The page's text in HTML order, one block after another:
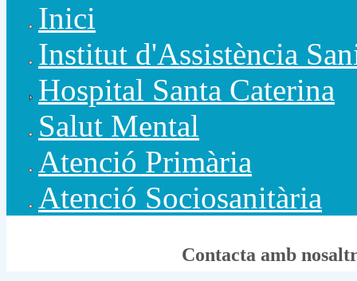
Inici
Institut d'Assistència
Hospital Santa Caterina
Salut Mental
Atenció Primària
Atenció Sociosanitària
Contacta amb